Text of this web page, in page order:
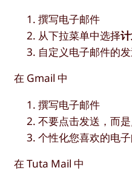
撰写电子邮件
从下拉菜单中选择
自定义电子邮件的
在 Gmail 中
撰写电子邮件
不要点击发送，而
个性化您喜欢的电
在 Tuta Mail 中